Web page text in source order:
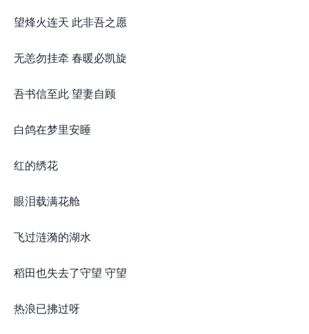
望烽火连天 此非吾之愿
无恙勿挂牵 春暖必凯旋
吾书信至此 望妻自顾
白鸽在梦里安睡
红的绣花
眼泪载满花舱
飞过涟漪的湖水
稻田也失去了守望 守望
热浪已拂过呀